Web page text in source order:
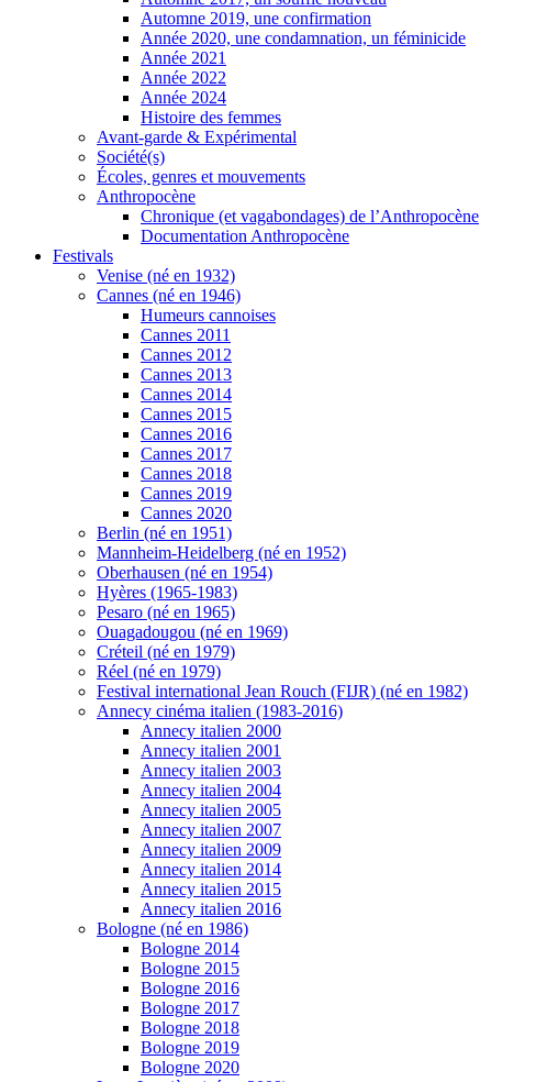
Automne 2019, une confirmation
Année 2020, une condamnation, un féminicide
Année 2021
Année 2022
Année 2024
Histoire des femmes
Avant-garde & Expérimental
Société(s)
Écoles, genres et mouvements
Anthropocène
Chronique (et vagabondages) de l’Anthropocène
Documentation Anthropocène
Festivals
Venise (né en 1932)
Cannes (né en 1946)
Humeurs cannoises
Cannes 2011
Cannes 2012
Cannes 2013
Cannes 2014
Cannes 2015
Cannes 2016
Cannes 2017
Cannes 2018
Cannes 2019
Cannes 2020
Berlin (né en 1951)
Mannheim-Heidelberg (né en 1952)
Oberhausen (né en 1954)
Hyères (1965-1983)
Pesaro (né en 1965)
Ouagadougou (né en 1969)
Créteil (né en 1979)
Réel (né en 1979)
Festival international Jean Rouch (FIJR) (né en 1982)
Annecy cinéma italien (1983-2016)
Annecy italien 2000
Annecy italien 2001
Annecy italien 2003
Annecy italien 2004
Annecy italien 2005
Annecy italien 2007
Annecy italien 2009
Annecy italien 2014
Annecy italien 2015
Annecy italien 2016
Bologne (né en 1986)
Bologne 2014
Bologne 2015
Bologne 2016
Bologne 2017
Bologne 2018
Bologne 2019
Bologne 2020